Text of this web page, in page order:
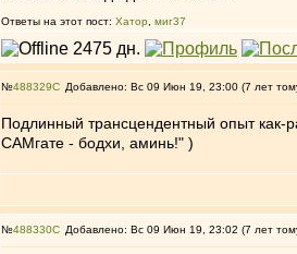
Ответы на этот пост: Хатор миг37
№488329 Добавлено: Вс 09 Июн 19, 23:00 (7 лет
Подлинный трансцендентный опыт как-
САМгате - бодхи, аминь!" )
№488330 Добавлено: Вс 09 Июн 19, 23:02 (7 лет